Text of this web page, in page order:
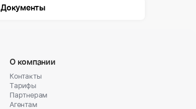
Документы
О компании
Контакты
Тарифы
Партнерам
Агентам